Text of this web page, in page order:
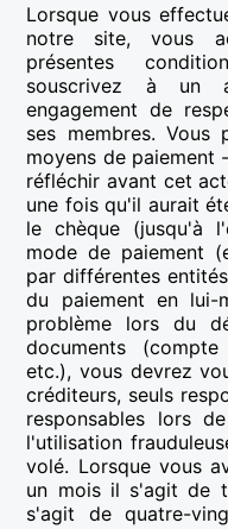
Lorsque vous
notre site, vous
présentes
souscrivez à un
engagement de
ses membres. Vous
moyens de paiement
réfléchir avant cet
une fois qu'il aurait
le chèque (jusqu'à
mode de paiement
par différentes
du paiement en lui-
problème lors du
documents
etc.), vous devrez
créditeurs, seuls
responsables lors
l'utilisation
volé. Lorsque vous
un mois il s'agit de
s'agit de quatre-